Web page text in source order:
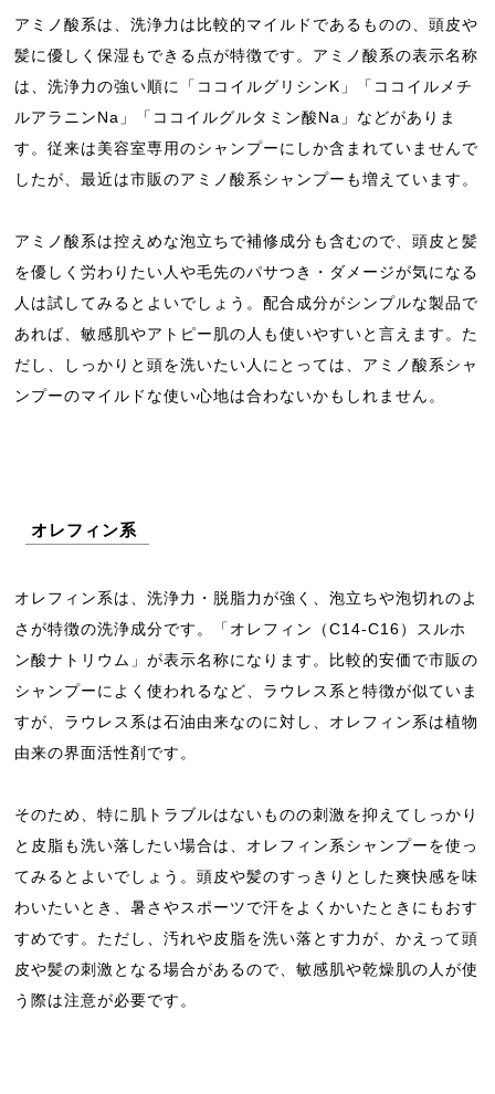
アミノ酸系は、洗浄力は比較的マイルドであるものの、頭皮や
髪に優しく保湿もできる点が特徴です。アミノ酸系の表示名称
は、洗浄力の強い順に「ココイルグリシンK」「ココイルメチ
ルアラニンNa」「ココイルグルタミン酸Na」などがありま
す。従来は美容室専用のシャンプーにしか含まれていませんで
したが、最近は市販のアミノ酸系シャンプーも増えています。
アミノ酸系は控えめな泡立ちで補修成分も含むので、頭皮と髪
を優しく労わりたい人や毛先のパサつき・ダメージが気になる
人は試してみるとよいでしょう。配合成分がシンプルな製品で
あれば、敏感肌やアトピー肌の人も使いやすいと言えます。た
だし、しっかりと頭を洗いたい人にとっては、アミノ酸系シャ
ンプーのマイルドな使い心地は合わないかもしれません。
オレフィン系
オレフィン系は、洗浄力・脱脂力が強く、泡立ちや泡切れのよ
さが特徴の洗浄成分です。「オレフィン（C14-C16）スルホ
ン酸ナトリウム」が表示名称になります。比較的安価で市販の
シャンプーによく使われるなど、ラウレス系と特徴が似ていま
すが、ラウレス系は石油由来なのに対し、オレフィン系は植物
由来の界面活性剤です。
そのため、特に肌トラブルはないものの刺激を抑えてしっかり
と皮脂も洗い落したい場合は、オレフィン系シャンプーを使っ
てみるとよいでしょう。頭皮や髪のすっきりとした爽快感を味
わいたいとき、暑さやスポーツで汗をよくかいたときにもおす
すめです。ただし、汚れや皮脂を洗い落とす力が、かえって頭
皮や髪の刺激となる場合があるので、敏感肌や乾燥肌の人が使
う際は注意が必要です。